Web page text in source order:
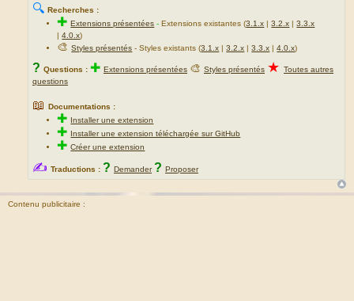
🔍 Recherches :
✚Extensions présentées -Extensions existantes (3.1.x |3.2.x |3.3.x
|4.0.x)
🎨Styles présentés - Styles existants (3.1.x |3.2.x |3.3.x |4.0.x)
? Questions : ✚ Extensions présentées 🎨 Styles présentés ★ Toutes autres
questions
📖 Documentations :
✚ Installer une extension
✚ Installer une extension téléchargée sur GitHub
✚Créer une extension
✍ Traductions : ? Demander ? Proposer
Contenu publicitaire :